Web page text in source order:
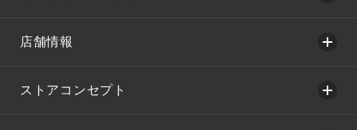
店舗情報
ストアコンセプト